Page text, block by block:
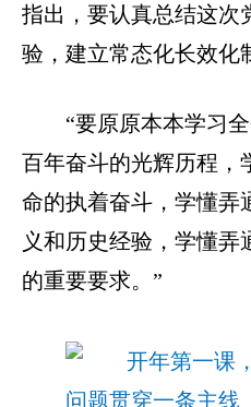
指出，要认真总结这次
验，建立常态化长效化
“要原原本本学习
百年奋斗的光辉历程，
命的执着奋斗，学懂弄
义和历史经验，学懂
的重要要求。”